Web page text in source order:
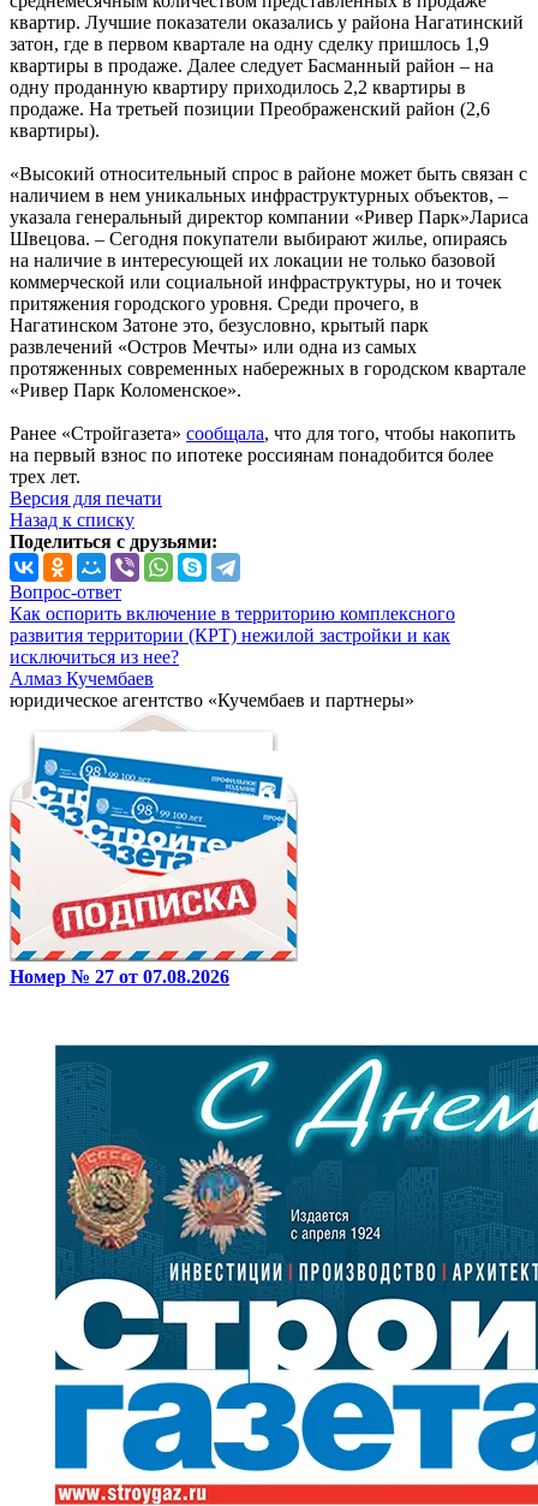
квартир. Лучшие показатели оказались у района Нагатинский
затон, где в первом квартале на одну сделку пришлось 1,9
квартиры в продаже. Далее следует Басманный район – на
одну проданную квартиру приходилось 2,2 квартиры в
продаже. На третьей позиции Преображенский район (2,6
квартиры).
«Высокий относительный спрос в районе может быть связан с
наличием в нем уникальных инфраструктурных объектов, –
указала генеральный директор компании «Ривер Парк»Лариса
Швецова. – Сегодня покупатели выбирают жилье, опираясь
на наличие в интересующей их локации не только базовой
коммерческой или социальной инфраструктуры, но и точек
притяжения городского уровня. Среди прочего, в
Нагатинском Затоне это, безусловно, крытый парк
развлечений «Остров Мечты» или одна из самых
протяженных современных набережных в городском квартале
«Ривер Парк Коломенское».
Ранее «Стройгазета» сообщала, что для того, чтобы накопить
на первый взнос по ипотеке россиянам понадобится более
трех лет.
Версия для печати
Назад к списку
Поделиться с друзьями:
Вопрос-ответ
Как оспорить включение в территорию комплексного
развития территории (КРТ) нежилой застройки и как
исключиться из нее?
Алмаз Кучембаев
юридическое агентство «Кучембаев и партнеры»
Номер № 27 от 07.08.2026